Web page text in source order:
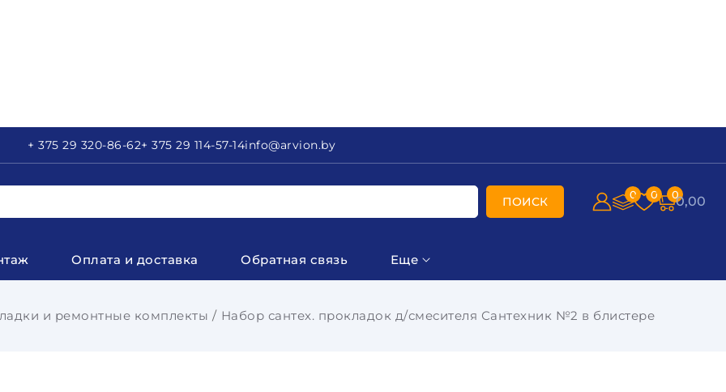
+ 375 29 320-86-62+ 375 29 114-57-14info@arvion.by
ПОИСК 0 0 00,00
Оплата и доставка Обратная связь Еще
и ремонтные комплекты Набор сантех. прокладок д/смесителя Сантехник №2 в блистере